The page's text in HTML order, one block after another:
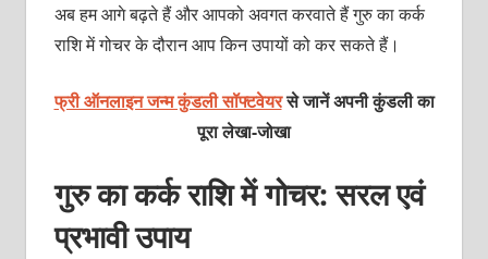
अब हम आगे बढ़ते हैं और आपको अवगत करवाते हैं गुरु का कर्क
राशि में गोचर के दौरान आप किन उपायों को कर सकते हैं।
फ्री ऑनलाइन जन्म कुंडली सॉफ्टवेयरसे जानें अपनी कुंडली का
पूरा लेखा-जोखा
गुरु का कर्क राशि में गोचर: सरल एवं
प्रभावी उपाय